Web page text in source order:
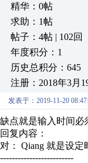
精华：0帖
求助：1帖
帖子：4帖 | 102回
年度积分：1
历史总积分：645
注册：2018年3月
发表于：2019-11-20
缺点就是输入时间必
回复内容：
对： Qiang 就是设定
-------------------------